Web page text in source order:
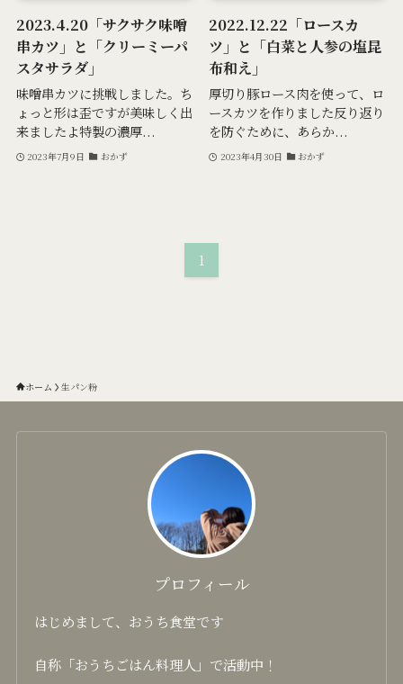
2023.4.20「サクサク味噌
串カツ」と「クリーミーパ
スタサラダ」
味噌串カツに挑戦しました。ち
ょっと形は歪ですが美味しく出
来ましたよ特製の濃厚...
2023年7月9日 おかず
2022.12.22「ロースカ
ツ」と「白菜と人参の塩昆
布和え」
厚切り豚ロース肉を使って、ロ
ースカツを作りました反り返り
を防ぐために、あらか...
2023年4月30日 おかず
1
ホーム 生パン粉
プロフィール
はじめまして、おうち食堂です
自称「おうちごはん料理人」で活動中！